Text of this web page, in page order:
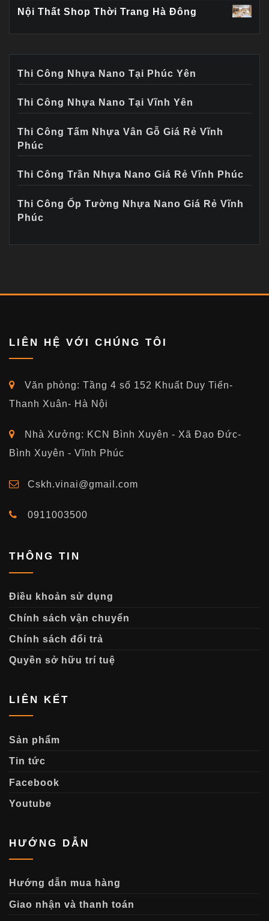
Nội Thất Shop Thời Trang Hà Đông
Thi Công Nhựa Nano Tại Phúc Yên
Thi Công Nhựa Nano Tại Vĩnh Yên
Thi Công Tấm Nhựa Vân Gỗ Giá Rẻ Vĩnh
Phúc
Thi Công Trần Nhựa Nano Giá Rẻ Vĩnh Phúc
Thi Công Ốp Tường Nhựa Nano Giá Rẻ Vĩnh
Phúc
LIÊN HỆ VỚI CHÚNG TÔI
Văn phòng: Tầng 4 số 152 Khuất Duy Tiến-
Thanh Xuân- Hà Nội
Nhà Xưởng: KCN Bình Xuyên - Xã Đạo Đức-
Bình Xuyên - Vĩnh Phúc
Cskh.vinai@gmail.com
0911003500
THÔNG TIN
Điều khoản sử dụng
Chính sách vận chuyển
Chính sách đổi trả
Quyền sở hữu trí tuệ
LIÊN KẾT
Sản phẩm
Tin tức
Facebook
Youtube
HƯỚNG DẪN
Hướng dẫn mua hàng
Giao nhận và thanh toán